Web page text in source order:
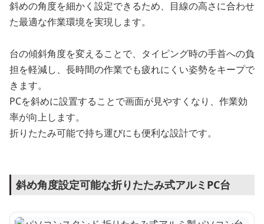
斜めの角度を細かく設定できるため、目線の高さに合わせ
た最適な作業環境を実現します。
台の傾斜角度を変えることで、タイピング時の手首への負
担を軽減し、長時間の作業でも疲れにくい姿勢をキープで
きます。
PCを斜めに設置することで画面が見やすくなり、作業効
率が向上します。
折りたたみ可能で持ち運びにも便利な設計です。
斜め角度設定可能な折りたたみ式アルミPC台